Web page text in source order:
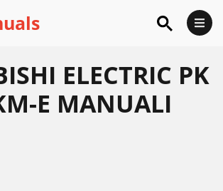
ELECTRIC PK
E MANUALI